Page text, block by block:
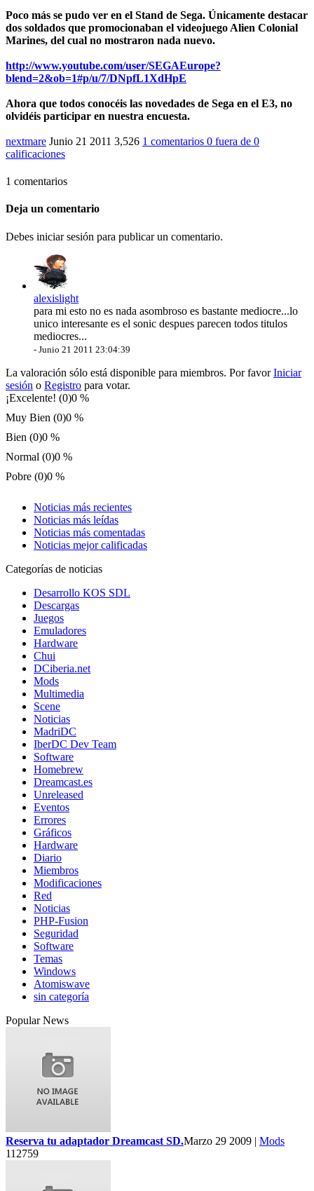
Poco más se pudo ver en el Stand de Sega. Únicamente destacar
dos soldados que promocionaban el videojuego Alien Colonial
Marines, del cual no mostraron nada nuevo.
http://www.youtube.com/user/SEGAEurope?
blend=2&ob=1#p/u/7/DNpfL1XdHpE
Ahora que todos conocéis las novedades de Sega en el E3, no
olvidéis participar en nuestra encuesta.
nextmare Junio 21 2011 3,526 1 comentarios 0 fuera de 0
calificaciones
1 comentarios
Deja un comentario
Debes iniciar sesión para publicar un comentario.
alexislight
para mi esto no es nada asombroso es bastante mediocre...lo
unico interesante es el sonic despues parecen todos titulos
mediocres...
- Junio 21 2011 23:04:39
La valoración sólo está disponible para miembros. Por favorIniciar
sesión o Registro para votar.
¡Excelente! (0)0 %
Muy Bien (0)0 %
Bien (0)0 %
Normal (0)0 %
Pobre (0)0 %
Noticias más recientes
Noticias más leídas
Noticias más comentadas
Noticias mejor calificadas
Categorías de noticias
Desarrollo KOS SDL
Descargas
Juegos
Emuladores
Hardware
Chui
DCiberia.net
Mods
Multimedia
Scene
Noticias
MadriDC
IberDC Dev Team
Software
Homebrew
Dreamcast.es
Unreleased
Eventos
Errores
Gráficos
Hardware
Diario
Miembros
Modificaciones
Red
Noticias
PHP-Fusion
Seguridad
Software
Temas
Windows
Atomiswave
sin categoría
Popular News
Reserva tu adaptador Dreamcast SD.Marzo 29 2009 | Mods
112759